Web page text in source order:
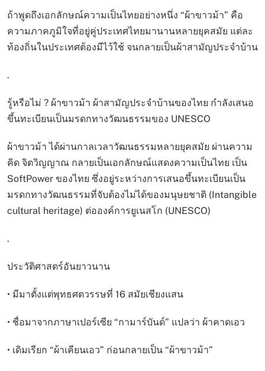
ถ้าพูดถึงเอกลักษณ์ความเป็นไทยอย่างหนึ่ง “ผ้าขาวม้า” คือ
ความภาคภูมิใจที่อยู่คู่ประเทศไทยมานานหลายยุคสมัย แต่ละ
ท้องถิ่นในประเทศต้องมีไว้ใช้ จนกลายเป็นผ้าสามัญประจำบ้าน
.
รู้หรือไม่ ? ผ้าขาวม้า ผ้าสามัญประจำบ้านของไทย กำลังเสนอ
ขึ้นทะเบียนเป็นมรดกทางวัฒนธรรมของ UNESCO
ผ้าขาวม้า ได้ผ่านกาลเวลาวัฒนธรรมหลายยุคสมัย ผ่านความ
คิด จิตวิญญาณ กลายเป็นเอกลักษณ์แสดงความเป็นไทย เป็น
SoftPower ของไทย ซึ่งอยู่ระหว่างการเสนอขึ้นทะเบียนเป็น
มรดกทางวัฒนธรรมที่จับต้องไม่ได้ของมนุษยชาติ (Intangible
cultural heritage) ต่อองค์การยูเนสโก (UNESCO)
.
ประวัติศาสตร์อันยาวนาน
• มีมาตั้งแต่พุทธศตวรรษที่ 16 สมัยเชียงแสน
• ชื่อมาจากภาษาเปอร์เซีย “กามาร์บันด์” แปลว่า ผ้าคาดเอว
• เดิมเรียก “ผ้าเคียนเอว” ก่อนกลายเป็น “ผ้าขาวม้า”